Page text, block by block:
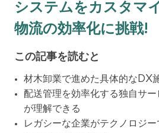
システムをカスタマ
物流の効率化に挑戦!
この記事を読むと
材木卸業で進めた具体的なDX
配送管理を効率化する独自サー
が理解できる
レガシーな企業がテクノロジ